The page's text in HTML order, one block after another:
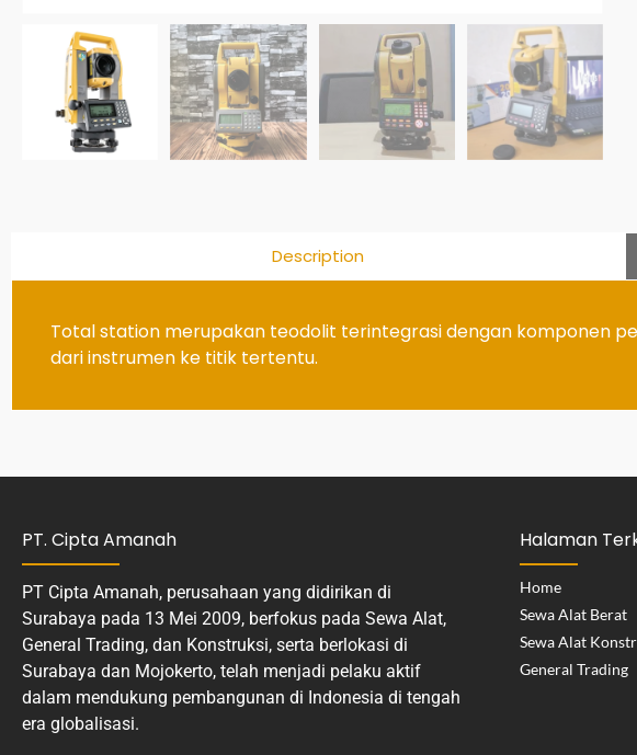
Description
Total station merupakan teodolit terintegrasi dengan komponen
dari instrumen ke titik tertentu.
PT. Cipta Amanah
PT Cipta Amanah, perusahaan yang didirikan di
Surabaya pada 13 Mei 2009, berfokus pada Sewa Alat,
General Trading, dan Konstruksi, serta berlokasi di
Surabaya dan Mojokerto, telah menjadi pelaku aktif
dalam mendukung pembangunan di Indonesia di tengah
era globalisasi.
Halaman
Home
Sewa Alat Berat
Sewa Alat
General Trading